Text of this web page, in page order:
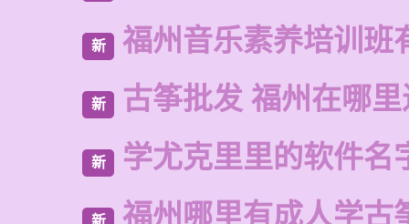
新 福州音乐素养培训班
新 古筝批发 福州在哪
新 学尤克里里的软件名
新 福州哪里有成人学古